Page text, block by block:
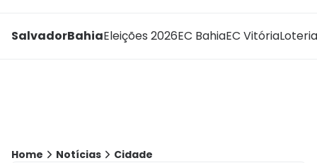
SalvadorBahiaEleições 2026EC BahiaEC Vitória
Home Notícias Cidade